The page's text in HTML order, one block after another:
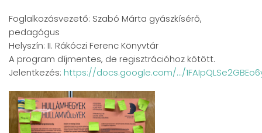
Foglalkozásvezető: Szabó Márta gyászkísérő,
pedagógus
Helyszín: II. Rákóczi Ferenc Könyvtár
A program díjmentes, de regisztrációhoz kötött.
Jelentkezés: https://docs.google.com/.../